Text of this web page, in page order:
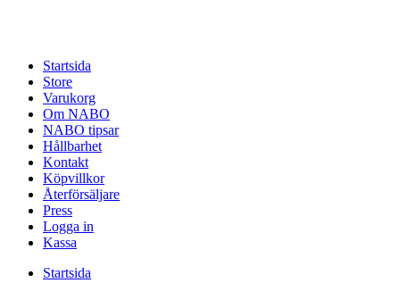
Startsida
Store
Varukorg
Om NABO
NABO tipsar
Hållbarhet
Kontakt
Köpvillkor
Återförsäljare
Press
Logga in
Kassa
Startsida